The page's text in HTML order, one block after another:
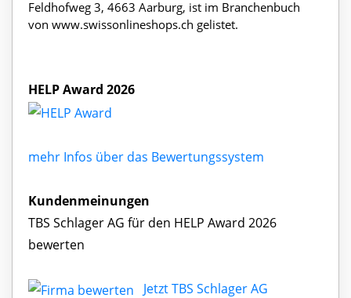
Feldhofweg 3, 4663 Aarburg, ist im Branchenbuch
von www.swissonlineshops.ch gelistet.
HELP Award 2026
mehr Infos über das Bewertungssystem
Kundenmeinungen
TBS Schlager AG für den HELP Award 2026
bewerten
Jetzt TBS Schlager AG